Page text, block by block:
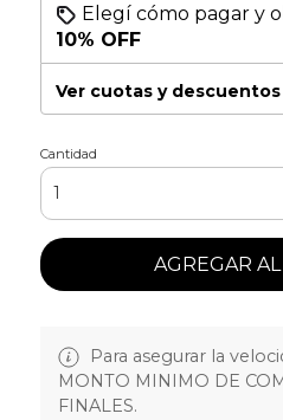
Elegí cómo pagar y
10% OFF
Ver cuotas y descuentos
Cantidad
AGREGAR
Para asegurar la
MONTO MINIMO DE
FINALES.